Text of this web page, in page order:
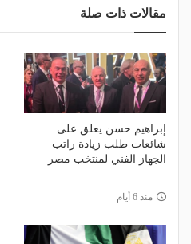
مقالات ذات صلة
إبراهيم حسن يعلق على
شائعات طلب زيادة راتب
الجهاز الفني لمنتخب مصر
منذ 6 أيام